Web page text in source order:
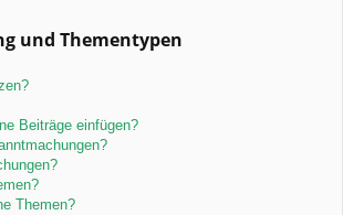
und Thementypen
Beiträge einfügen?
Themen?